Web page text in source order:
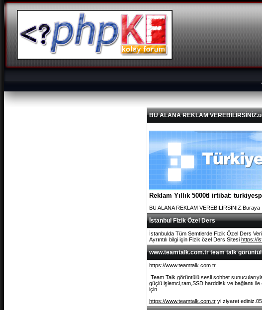
BU ALANA REKLAM
Reklam Yıllık 5000tl irtibat:
BU ALANA REKLAM VEREBİLİRSİNİZ.Buraya
İstanbul Fizik Özel Ders
İstanbulda Tüm Semtlerde Fizik Özel Ders
Ayrıntılı bilgi için Fizik özel Ders Sitesi https://
www.teamtalk.com.tr team talk
https://www.teamtalk.com.tr
Team Talk görüntülü sesli sohbet
güçlü işlemci,ram,SSD harddisk ve bağlantı
için
https://www.teamtalk.com.tryi ziyaret